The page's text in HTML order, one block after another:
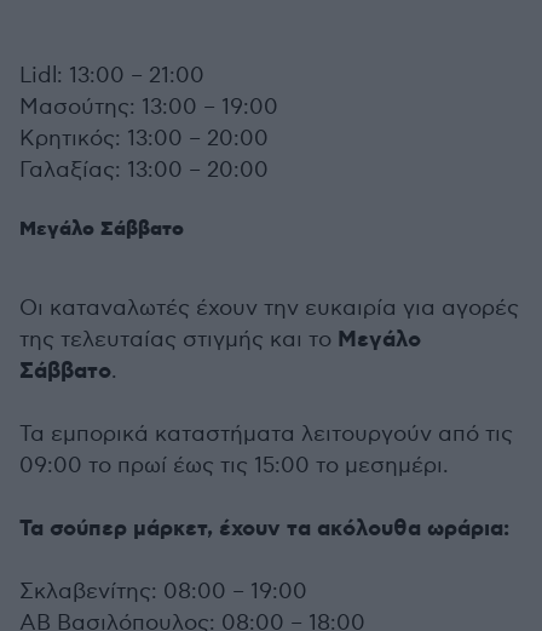
Lidl: 13:00 – 21:00
Μασούτης: 13:00 – 19:00
Κρητικός: 13:00 – 20:00
Γαλαξίας: 13:00 – 20:00
Μεγάλο Σάββατο
Οι καταναλωτές έχουν την ευκαιρία για αγορές
της τελευταίας στιγμής και το Μεγάλο
Σάββατο.
Τα εμπορικά καταστήματα λειτουργούν από τις
09:00 το πρωί έως τις 15:00 το μεσημέρι.
Τα σούπερ μάρκετ, έχουν τα ακόλουθα ωράρια:
Σκλαβενίτης: 08:00 – 19:00
ΑΒ Βασιλόπουλος: 08:00 – 18:00